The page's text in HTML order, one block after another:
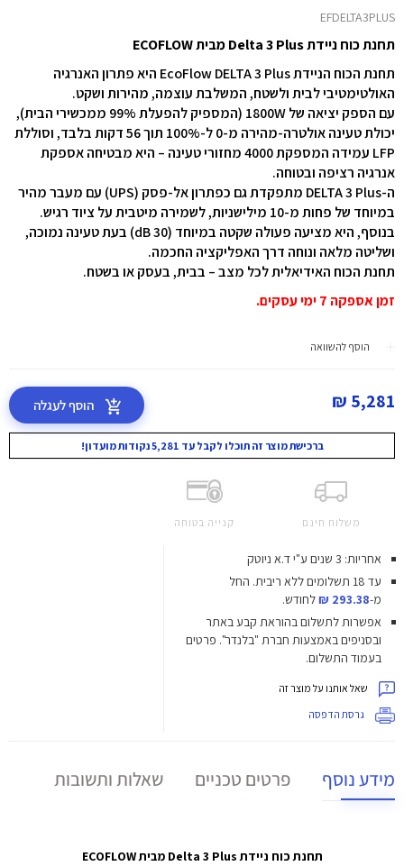
EFDELTA3PLUS
תחנת כוח ניידת Delta 3 Plus מבית ECOFLOW
תחנת הכוח הניידת EcoFlow DELTA 3 Plus היא פתרון האנרגיה
האולטימטיבי לבית ולשטח, המשלבת עוצמה, מהירות ושקט.
עם הספק יציאה של 1800W (המספיק להפעלת 99% ממכשירי הבית),
יכולת טעינה אולטרה-מהירה מ-0 ל-100% תוך 56 דקות בלבד, וסוללת
LFP עמידה המספקת 4000 מחזורי טעינה – היא מבטיחה אספקת
אנרגיה רציפה ובטוחה.
ה-DELTA 3 Plus מתפקדת גם כפתרון אל-פסק (UPS) עם מעבר מהיר
במיוחד של פחות מ-10 מילישניות, לשמירה מיטבית על ציוד רגיש.
בנוסף, היא מציעה פעולה שקטה במיוחד (30 dB) בעת טעינה נמוכה,
ושליטה מלאה ונוחה דרך האפליקציה החכמה.
תחנת הכוח האידיאלית לכל מצב – בבית, בעסק או בשטח.
זמן אספקה 7 ימי עסקים.
הוסף להשוואה
5,281 ₪ הוסף לעגלה
ברכישת מוצר זה תוכלו לקבל עד 5,281 נקודות מועדון!
משלוח חינם קנייה בטוחה
אחריות: 3 שנים ע"י ד.א ניוטק
עד 18 תשלומים ללא ריבית.
החל
מ-293.38 ₪
לחודש.
אפשרות לתשלום בהוראת קבע באתר
ובסניפים באמצעות חברת "בלנדר". פרטים
בעמוד התשלום.
שאל אותנו על מוצר זה
גרסת הדפסה
מידע נוסף פרטים טכניים שאלות ותשובות
תחנת כוח ניידת Delta 3 Plus מבית ECOFLOW